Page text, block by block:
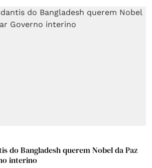
do Bangladesh querem Nobel da Paz
interino